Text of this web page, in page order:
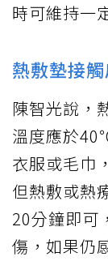
時可維持一
熱敷墊接
陳智光說，
溫度應於
衣服或毛巾
但熱敷或熱
20分鐘即可
傷，如果仍